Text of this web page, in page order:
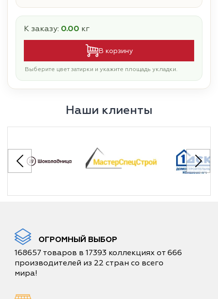
К заказу: 0.00 кг
В корзину
Выберите цвет затирки и укажите площадь укладки.
Наши клиенты
ОГРОМНЫЙ ВЫБОР
168657 товаров в 17393 коллекциях от 666
производителей из 22 стран со всего
мира!